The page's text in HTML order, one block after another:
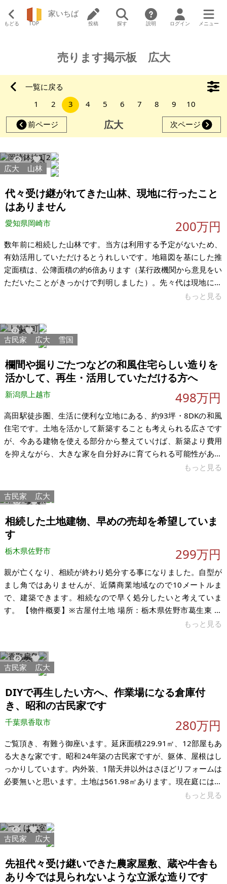
もどる TOP
家いちば
投稿 探す 説明 ログイン メニュー
売ります掲示板 広大
一覧に戻る
1
2 3 4 5 6 7 8 9
10
前ページ
広大 次ページ
7650 35
広大 山林
代々受け継がれてきた山林、現地に行ったこと
はありません
愛知県岡崎市 200万円
数年前に相続した山林です。当方は利用する予定がないため、
有効活用していただけるとうれしいです。地籍図を基にした推
定面積は、公簿面積の約6倍あります（某行政機関から意見をい
ただいたことがきっかけで判明しました）。先々代は現地に行
っていたようですが、先代と当方は現地確認をしたことがあり
しでお願いします。 形状は短冊状です（推定幅 最小3m、最大
8m程）。国道473号のすぐ横です。本宿（新東名岡崎東IC、東
名音羽蒲郡IC、国道1号）や蒲郡（国道23号 蒲郡IC）からのア
クセスが良好です
もっと見る
1193
古民家 広大 雪国
欄間や掘りごたつなどの和風住宅らしい造りを
活かして、再生・活用していただける方へ
新潟県上越市 498万円
高田駅徒歩圏、生活に便利な立地にある、約93坪・8DKの和風
住宅です。土地を活かして新築することも考えられる広さです
が、今ある建物を使える部分から整えていけば、新築より費用
を抑えながら、大きな家を自分好みに育てられる可能性があり
ます。家族それぞれの部屋を持ちたい方、二世帯で使いたい
方に見ていただきたい物件です。 室内には、和室、床の間、欄
間、掘りごたつ、茶室、玉石の洗い出し仕上げ玄関など、今で
は少なくなった和の造りが残っています。茶室には、炉の跡と
思われる部分や、炭を保管していたと思われる場所もあり、以
前はお茶を教える場としても使われて
もっと見る
古民家 広大
相続した土地建物、早めの売却を希望していま
す
栃木県佐野市 299万円
親が亡くなり、相続が終わり処分する事になりました。自型が
まし角ではありませんが、近隣商業地域なので10メートルま
で、建築できます。相続なので早く処分したいと考えていま
す。 【物件概要】※古屋付土地 場所：栃木県佐野市葛生東 土
地：1,421.48㎡ 建物：191.73㎡ 構造：木造2階建て 現況：空
もっと見る
15253 123
古民家 広大
DIYで再生したい方へ、作業場になる倉庫付
き、昭和の古民家です
千葉県香取市 280万円
ご覧頂き、有難う御座います。延床面積229.91㎡、12部屋もあ
る大きな家です。昭和24年築の古民家ですが、躯体、屋根はし
っかりしています。内外装、1階天井以外はさほどリフォームは
必要無いと思います。土地は561.98㎡あります。現在庭には樹
木が生い茂っていますが、伐採すればそれなりの広さだと思い
生させてゲストハウスに良いかもしれません。 1階の1室が床か
らリフォームする必要があることが判明しました。内外装、1階
天井3ヶ所のリフォームは必要です。古民家初心者の方は避けて
頂いた方が
もっと見る
2975 20
古民家 広大
先祖代々受け継いできた農家屋敷、蔵や牛舎も
あり今では見られないような立派な造りです